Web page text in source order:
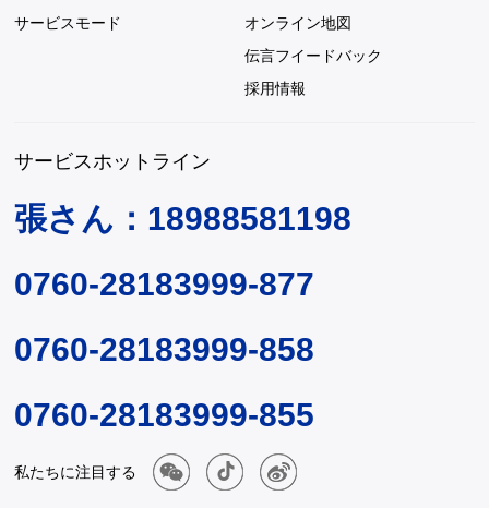
サービスモード
オンライン地図
伝言フイードバック
採用情報
サービスホットライン
張さん：18988581198
0760-28183999-877
0760-28183999-858
0760-28183999-855
私たちに注目する